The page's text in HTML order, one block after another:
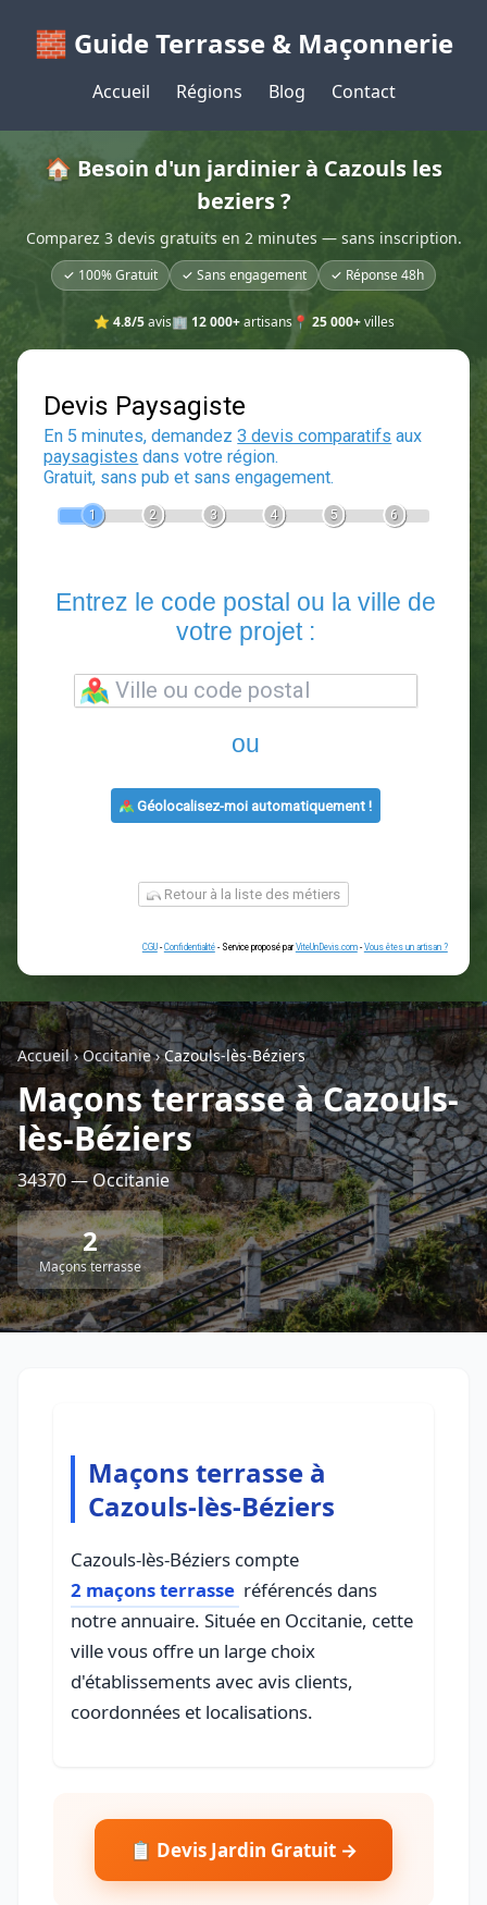
🧱 Guide Terrasse & Maçonnerie
Accueil Régions Blog Contact
🏠 Besoin d'un jardinier à Cazouls les
beziers ?
Comparez 3 devis gratuits en 2 minutes — sans inscription.
✓ 100% Gratuit ✓ Sans engagement ✓ Réponse 48h
⭐ 4.8/5avis🏢 12 000+artisans📍 25 000+villes
Devis Paysagiste
En 5 minutes, demandez3 devis comparatifs
2 3
Entrez le code postal ou la
ou
Retour à la liste des métiers
CGU - Confidentialité- Service proposé parViteUnDevis.com -Vous
Accueil›Occitanie›Cazouls-lès-Béziers
Maçons terrasse à Cazouls-
lès-Béziers
34370 — Occitanie
2
Maçons terrasse
Maçons terrasse à
Cazouls-lès-Béziers
Cazouls-lès-Béziers compte
2 maçons terrasse référencés dans
notre annuaire. Située en Occitanie, cette
ville vous offre un large choix
d'établissements avec avis clients,
coordonnées et localisations.
📋 Devis Jardin Gratuit →